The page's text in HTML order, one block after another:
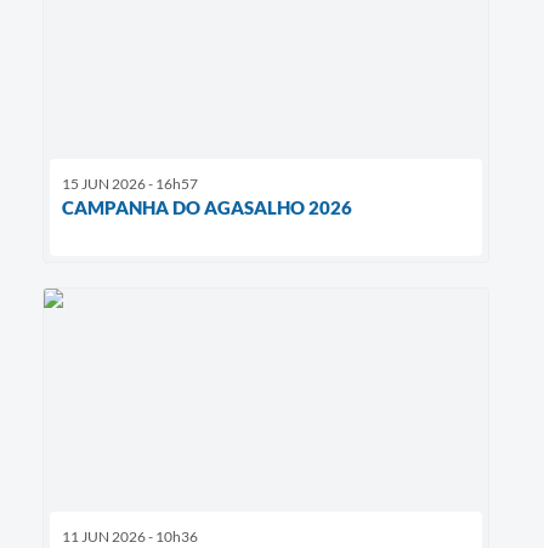
15 JUN 2026 - 16h57
CAMPANHA DO AGASALHO 2026
11 JUN 2026 - 10h36